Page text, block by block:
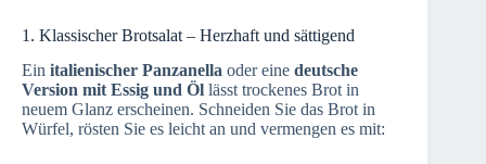
1. Klassischer Brotsalat – Herzhaft und sättigend
Ein italienischer Panzanella oder eine deutsche
Version mit Essig und Öl lässt trockenes Brot in
neuem Glanz erscheinen. Schneiden Sie das Brot in
Würfel, rösten Sie es leicht an und vermengen es mit: